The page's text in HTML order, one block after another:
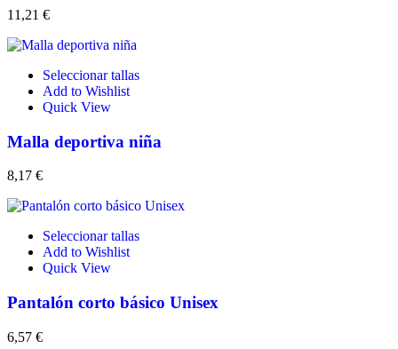
11,21 €
Seleccionar tallas
Add to Wishlist
Quick View
Malla deportiva niña
8,17 €
Seleccionar tallas
Add to Wishlist
Quick View
Pantalón corto básico Unisex
6,57 €